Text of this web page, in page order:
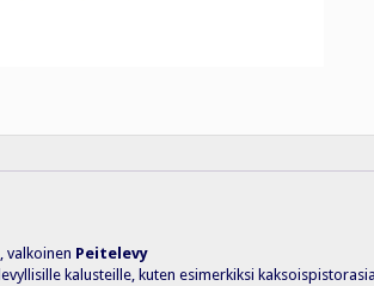
valkoinen Peitelevy
kalusteille, kuten esimerkiksi